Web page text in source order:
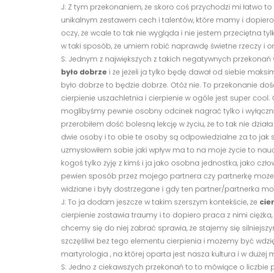
J: Z tym przekonaniem, że skoro coś przychodzi mi łatwo
unikalnym zestawem cech i talentów, które mamy i dopiero
oczy, że wcale to tak nie wygląda i nie jestem przeciętna
w taki sposób, że umiem robić naprawdę świetne rzeczy i
S: Jednym z największych z takich negatywnych przekonań
było dobrze i że jeżeli ja tylko będę dawał od siebie
było dobrze to będzie dobrze. Otóż nie. To przekonanie
cierpienie uszachletnia i cierpienie w ogóle jest super
moglibyśmy pewnie osobny odcinek nagrać tylko i
przerobiłem dość bolesną lekcję w życiu, że to tak nie
dwie osoby i to obie te osoby są odpowiedzialne za to jak
uzmysłowiłem sobie jaki wpływ ma to na moje życie to
kogoś tylko żyję z kimś i ja jako osobna jednostka, jako
pewien sposób przez mojego partnera czy partnerkę
widziane i były dostrzegane i gdy ten partner/partnerka
J: To ja dodam jeszcze w takim szerszym kontekście, że
cierpienie zostawia traumy i to dopiero praca z nimi
chcemy się do niej zabrać sprawia, że stajemy się
szczęśliwi bez tego elementu cierpienia i możemy być
martyrologia , na której oparta jest nasza kultura i w dużej
S: Jedno z ciekawszych przekonań to to mówiące o liczbie